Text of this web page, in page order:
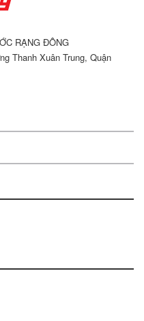
RẠNG ĐÔNG
Thanh Xuân Trung, Quận